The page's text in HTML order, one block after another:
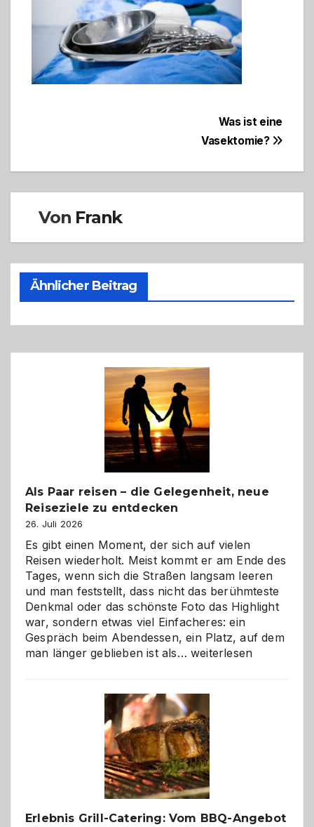
BeitragsnavigationWas ist eine
Vasektomie?
Von Frank
Ähnlicher Beitrag
Als Paar reisen – die Gelegenheit, neue
Reiseziele zu entdecken
26. Juli 2026
Es gibt einen Moment, der sich auf vielen
Reisen wiederholt. Meist kommt er am Ende des
Tages, wenn sich die Straßen langsam leeren
und man feststellt, dass nicht das berühmteste
Denkmal oder das schönste Foto das Highlight
war, sondern etwas viel Einfacheres: ein
Gespräch beim Abendessen, ein Platz, auf dem
man länger geblieben ist als… Als
–
die
Gelegenheit,
neue
Reiseziele
zu
entdecken
weiterlesen
Erlebnis Grill-Catering: Vom BBQ-Angebot